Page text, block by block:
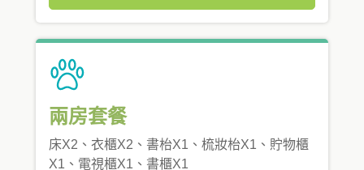
兩房套餐
床X2、衣櫃X2、書枱X1、梳妝枱X1、貯物櫃
X1、電視櫃X1、書櫃X1